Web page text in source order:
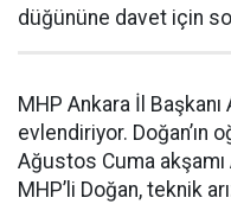
düğününe davet için
MHP Ankara İl
evlendiriyor. Doğan’ın
Ağustos Cuma akşamı
MHP’li Doğan, teknik